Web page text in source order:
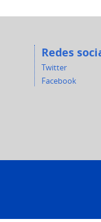
Redes
Twitter
Facebook